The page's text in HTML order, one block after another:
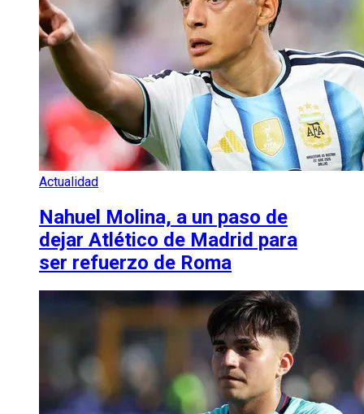
Actualidad
Nahuel Molina, a un paso de
dejar Atlético de Madrid para
ser refuerzo de Roma